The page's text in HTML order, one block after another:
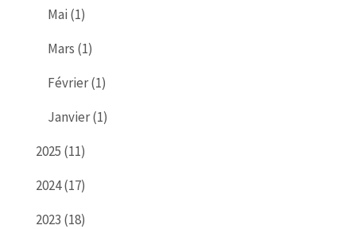
Mai (1)
Mars (1)
Février (1)
Janvier (1)
2025 (11)
2024 (17)
2023 (18)